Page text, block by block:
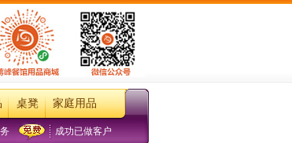
桌凳 家庭用品
成功已做客户